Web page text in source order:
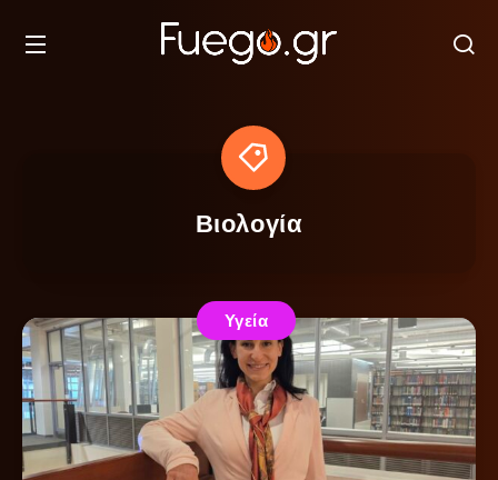
Βιολογία
Υγεία